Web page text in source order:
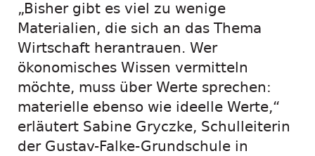
„Bisher gibt es viel zu wenige
Materialien, die sich an das Thema
Wirtschaft herantrauen. Wer
ökonomisches Wissen vermitteln
möchte, muss über Werte sprechen:
materielle ebenso wie ideelle Werte,“
erläutert Sabine Gryczke, Schulleiterin
der Gustav-Falke-Grundschule in